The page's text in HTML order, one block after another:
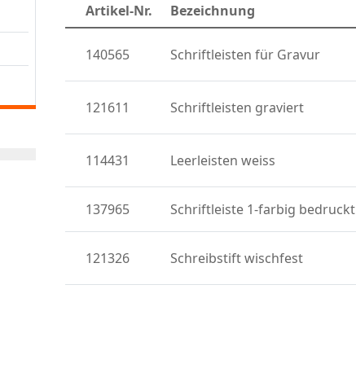
Artikel-Nr. Bezeichnung
140565 Schriftleisten für Gravur
121611 Schriftleisten graviert
114431 Leerleisten weiss
137965 Schriftleiste 1-farbig bedruckt
121326 Schreibstift wischfest